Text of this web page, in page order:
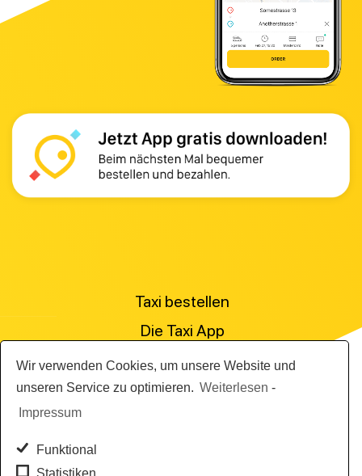
Wir verwenden Cookies, um unsere Website und
unseren Service zu optimieren. Weiterlesen -
Impressum
Funktional
Statistiken
Taxi bestellen
Die Taxi App
Preisanfrage stellen
Für Personenbeförderer